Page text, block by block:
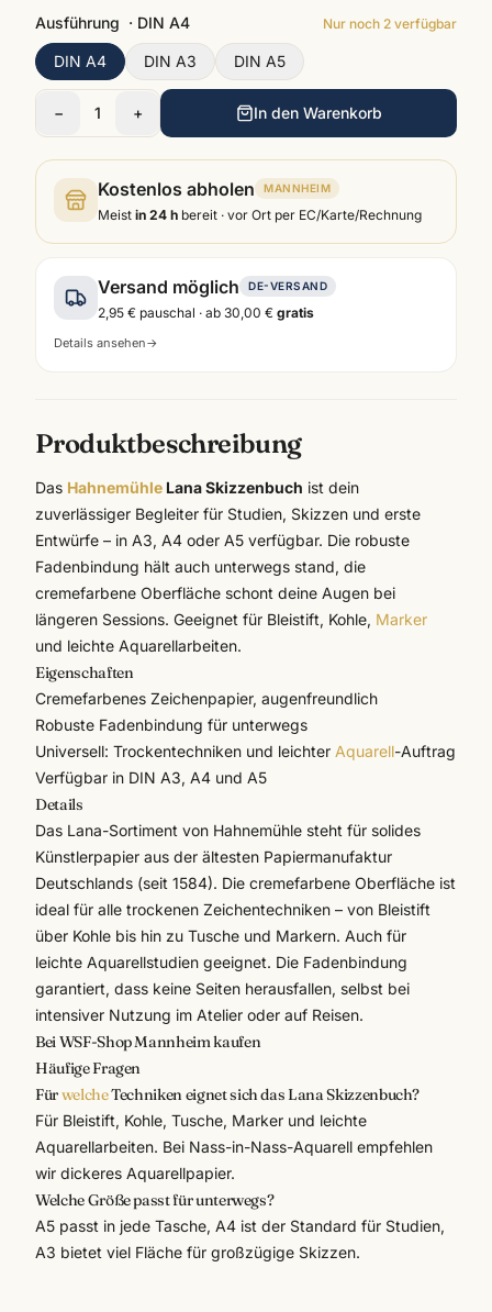
Ausführung · DIN A4 Nur noch 2 verfügbar
DIN A4 DIN A3 DIN A5
− 1 + In den Warenkorb
Kostenlos abholen MANNHEIM
Meist in 24 h bereit · vor Ort per EC/Karte/Rechnung
Versand möglich DE-VERSAND
2,95 € pauschal · ab 30,00 € gratis
Details ansehen→
Produktbeschreibung
Das Hahnemühle Lana Skizzenbuch ist dein
zuverlässiger Begleiter für Studien, Skizzen und erste
Entwürfe – in A3, A4 oder A5 verfügbar. Die robuste
Fadenbindung hält auch unterwegs stand, die
cremefarbene Oberfläche schont deine Augen bei
längeren Sessions. Geeignet für Bleistift, Kohle, Marker
und leichte Aquarellarbeiten.
Eigenschaften
Cremefarbenes Zeichenpapier, augenfreundlich
Robuste Fadenbindung für unterwegs
Universell: Trockentechniken und leichter Aquarell-Auftrag
Verfügbar in DIN A3, A4 und A5
Details
Das Lana-Sortiment von Hahnemühle steht für solides
Künstlerpapier aus der ältesten Papiermanufaktur
Deutschlands (seit 1584). Die cremefarbene Oberfläche ist
ideal für alle trockenen Zeichentechniken – von Bleistift
über Kohle bis hin zu Tusche und Markern. Auch für
leichte Aquarellstudien geeignet. Die Fadenbindung
garantiert, dass keine Seiten herausfallen, selbst bei
intensiver Nutzung im Atelier oder auf Reisen.
Bei WSF-Shop Mannheim kaufen
Häufige Fragen
FürwelcheTechniken eignet sich das Lana Skizzenbuch?
Für Bleistift, Kohle, Tusche, Marker und leichte
Aquarellarbeiten. Bei Nass-in-Nass-Aquarell empfehlen
wir dickeres Aquarellpapier.
Welche Größe passt für unterwegs?
A5 passt in jede Tasche, A4 ist der Standard für Studien,
A3 bietet viel Fläche für großzügige Skizzen.